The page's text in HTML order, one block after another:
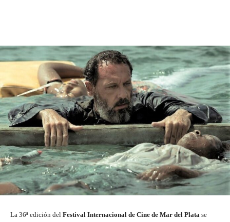
La 36ª edición del Festival Internacional de Cine de Mar del Plata se